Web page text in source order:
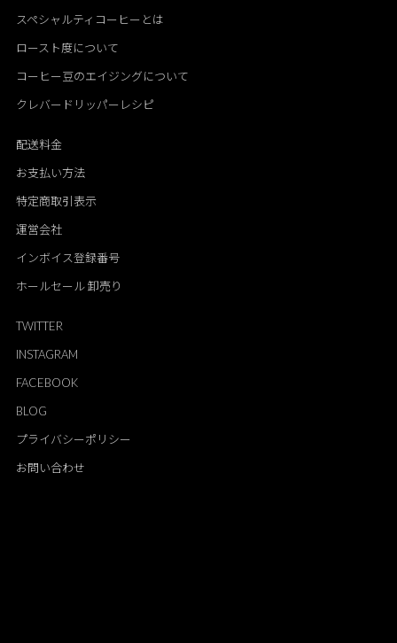
スペシャルティコーヒーとは
ロースト度について
コーヒー豆のエイジングについて
クレバードリッパーレシピ
配送料金
お支払い方法
特定商取引表示
運営会社
インボイス登録番号
ホールセール 卸売り
TWITTER
INSTAGRAM
FACEBOOK
BLOG
プライバシーポリシー
お問い合わせ